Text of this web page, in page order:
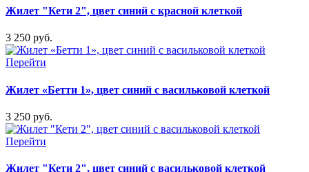
Жилет "Кети 2", цвет синий с красной клеткой
3 250 руб.
Перейти
Жилет «Бетти 1», цвет синий с васильковой клеткой
3 250 руб.
Перейти
Жилет "Кети 2", цвет синий с васильковой клеткой